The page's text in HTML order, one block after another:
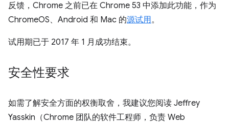
反馈，Chrome 之前已在 Chrome 53 中添加此功能，作为
ChromeOS、Android 和 Mac 的源试用。
试用期已于 2017 年 1 月成功结束。
安全性要求
如需了解安全方面的权衡取舍，我建议您阅读 Jeffrey
Yasskin（Chrome 团队的软件工程师，负责 Web